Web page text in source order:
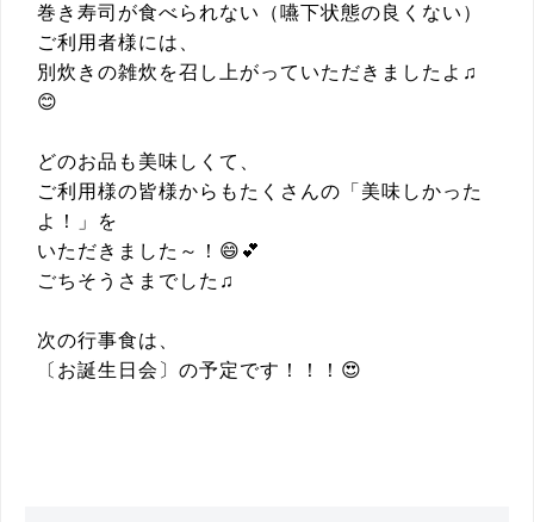
巻き寿司が食べられない（嚥下状態の良くない）
ご利用者様には、
別炊きの雑炊を召し上がっていただきましたよ♫
😊
どのお品も美味しくて、
ご利用様の皆様からもたくさんの「美味しかった
よ！」を
いただきました～！😄💕
ごちそうさまでした♫
次の行事食は、
〔お誕生日会〕の予定です！！！😍